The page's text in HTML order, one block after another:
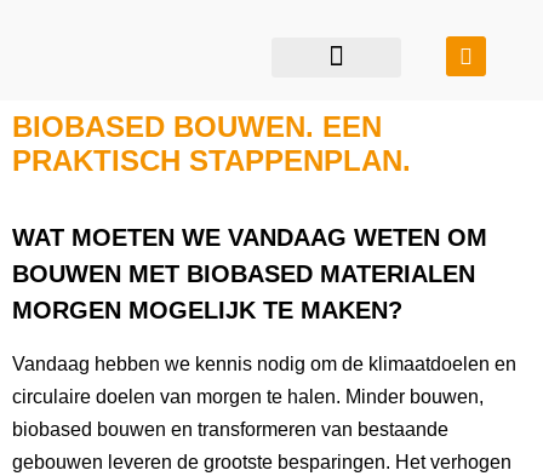
BIOBASED BOUWEN. EEN
PRAKTISCH STAPPENPLAN.
WAT MOETEN WE VANDAAG WETEN OM
BOUWEN MET BIOBASED MATERIALEN
MORGEN MOGELIJK TE MAKEN?
Vandaag hebben we kennis nodig om de klimaatdoelen en
circulaire doelen van morgen te halen. Minder bouwen,
biobased bouwen en transformeren van bestaande
gebouwen leveren de grootste besparingen. Het verhogen